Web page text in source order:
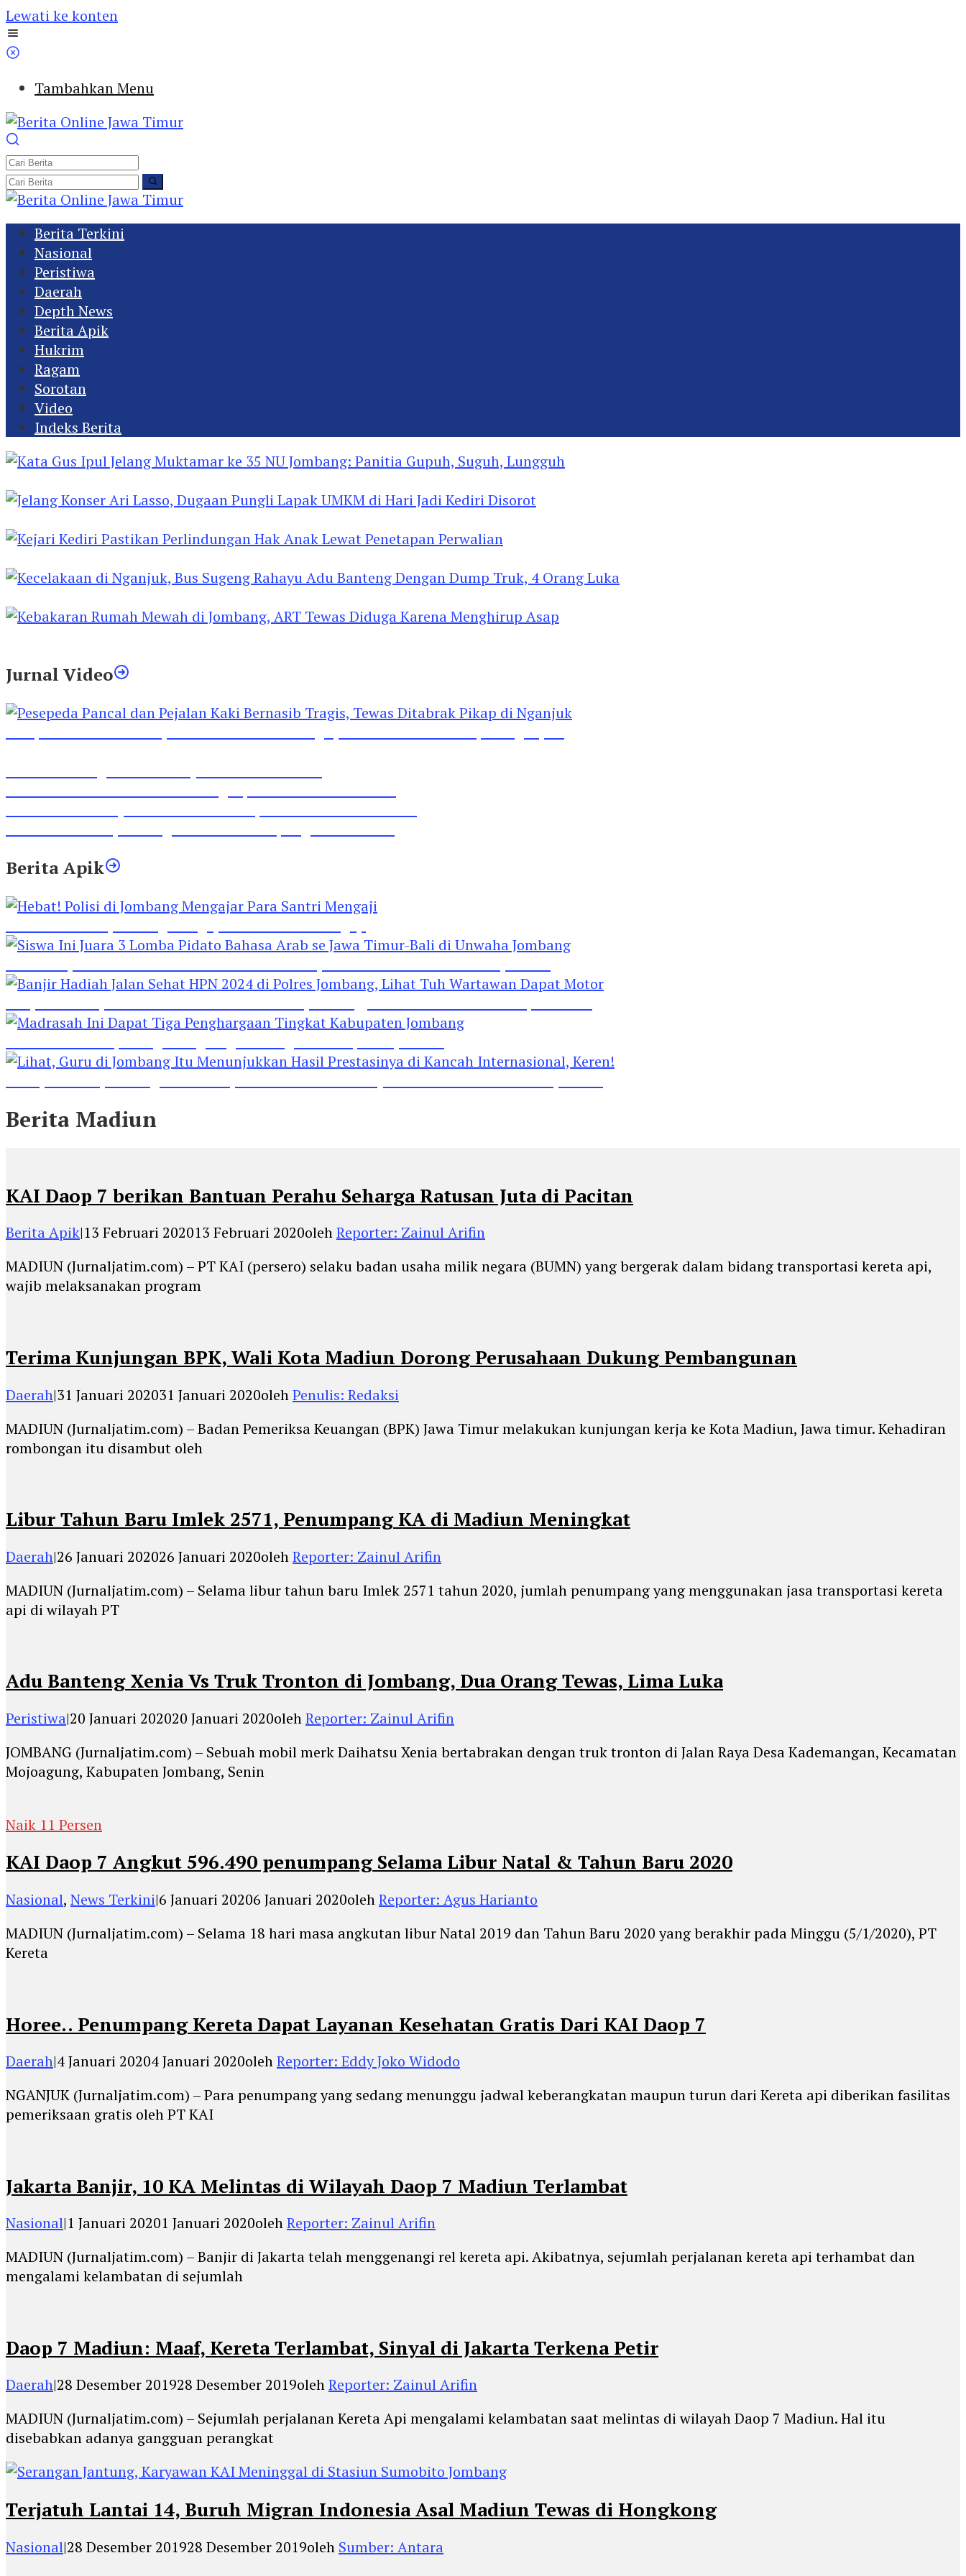
Lewati ke konten
Tambahkan Menu
Berita Terkini
Nasional
Peristiwa
Daerah
Depth News
Berita Apik
Hukrim
Ragam
Sorotan
Video
Indeks Berita
Jurnal Video
Berita Apik
Berita Madiun
KAI Daop 7 berikan Bantuan Perahu Seharga Ratusan Juta di Pacitan
Berita Apik|13 Februari 202013 Februari 2020olehReporter: Zainul Arifin
MADIUN (Jurnaljatim.com) – PT KAI (persero) selaku badan usaha milik negara (BUMN) yang bergerak dalam bidang transportasi kereta api,
wajib melaksanakan program
Terima Kunjungan BPK, Wali Kota Madiun Dorong Perusahaan Dukung Pembangunan
Daerah|31 Januari 202031 Januari 2020olehPenulis: Redaksi
MADIUN (Jurnaljatim.com) – Badan Pemeriksa Keuangan (BPK) Jawa Timur melakukan kunjungan kerja ke Kota Madiun, Jawa timur. Kehadiran
rombongan itu disambut oleh
Libur Tahun Baru Imlek 2571, Penumpang KA di Madiun Meningkat
Daerah|26 Januari 202026 Januari 2020olehReporter: Zainul Arifin
MADIUN (Jurnaljatim.com) – Selama libur tahun baru Imlek 2571 tahun 2020, jumlah penumpang yang menggunakan jasa transportasi kereta
api di wilayah PT
Adu Banteng Xenia Vs Truk Tronton di Jombang, Dua Orang Tewas, Lima Luka
Peristiwa|20 Januari 202020 Januari 2020olehReporter: Zainul Arifin
JOMBANG (Jurnaljatim.com) – Sebuah mobil merk Daihatsu Xenia bertabrakan dengan truk tronton di Jalan Raya Desa Kademangan, Kecamatan
Mojoagung, Kabupaten Jombang, Senin
Naik 11 Persen
KAI Daop 7 Angkut 596.490 penumpang Selama Libur Natal & Tahun Baru 2020
Nasional, News Terkini|6 Januari 20206 Januari 2020olehReporter: Agus Harianto
MADIUN (Jurnaljatim.com) – Selama 18 hari masa angkutan libur Natal 2019 dan Tahun Baru 2020 yang berakhir pada Minggu (5/1/2020), PT
Kereta
Horee.. Penumpang Kereta Dapat Layanan Kesehatan Gratis Dari KAI Daop 7
Daerah|4 Januari 20204 Januari 2020olehReporter: Eddy Joko Widodo
NGANJUK (Jurnaljatim.com) – Para penumpang yang sedang menunggu jadwal keberangkatan maupun turun dari Kereta api diberikan fasilitas
pemeriksaan gratis oleh PT KAI
Jakarta Banjir, 10 KA Melintas di Wilayah Daop 7 Madiun Terlambat
Nasional|1 Januari 20201 Januari 2020olehReporter: Zainul Arifin
MADIUN (Jurnaljatim.com) – Banjir di Jakarta telah menggenangi rel kereta api. Akibatnya, sejumlah perjalanan kereta api terhambat dan
mengalami kelambatan di sejumlah
Daop 7 Madiun: Maaf, Kereta Terlambat, Sinyal di Jakarta Terkena Petir
Daerah|28 Desember 201928 Desember 2019olehReporter: Zainul Arifin
MADIUN (Jurnaljatim.com) – Sejumlah perjalanan Kereta Api mengalami kelambatan saat melintas di wilayah Daop 7 Madiun. Hal itu
disebabkan adanya gangguan perangkat
Terjatuh Lantai 14, Buruh Migran Indonesia Asal Madiun Tewas di Hongkong
Nasional|28 Desember 201928 Desember 2019oleh Sumber: Antara